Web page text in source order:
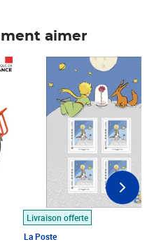
aimer
Livraison offerte
La Poste
Prix 7,50€